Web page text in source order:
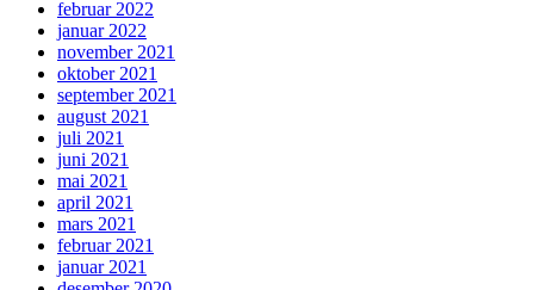
februar 2022
januar 2022
november 2021
oktober 2021
september 2021
august 2021
juli 2021
juni 2021
mai 2021
april 2021
mars 2021
februar 2021
januar 2021